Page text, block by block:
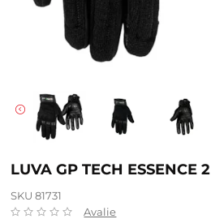
LUVA GP TECH ESSENCE 2
SKU 81731
Avalie